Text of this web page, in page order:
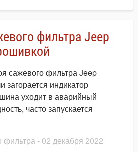
фильтра Jeep
сажевого фильтра Jeep
загорается индикатор
уходит в аварийный
часто запускается
фильтра - 02 декабря 2022